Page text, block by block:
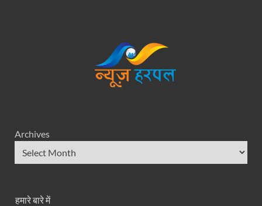
Archives
हमारे बारे में